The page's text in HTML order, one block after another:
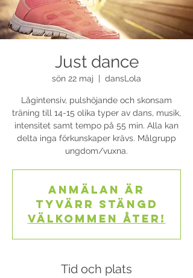
Just dance
sön 22 maj dansLola
Lågintensiv, pulshöjande och skonsam
träning till 14-15 olika typer av dans, musik,
intensitet samt tempo på 55 min. Alla kan
delta inga förkunskaper krävs. Målgrupp
ungdom/vuxna.
Anmälan är
tyvärr stängd
Välkommen åter!
Tid och plats